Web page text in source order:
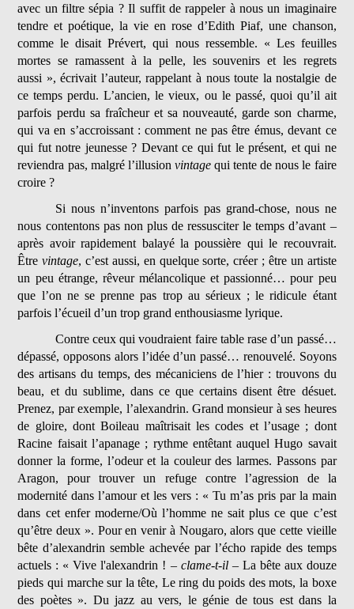
avec un filtre sépia ? Il suffit de rappeler à nous un imaginaire
tendre et poétique, la vie en rose d’Edith Piaf, une chanson,
comme le disait Prévert, qui nous ressemble. « Les feuilles
mortes se ramassent à la pelle, les souvenirs et les regrets
aussi », écrivait l’auteur, rappelant à nous toute la nostalgie de
ce temps perdu. L’ancien, le vieux, ou le passé, quoi qu’il ait
parfois perdu sa fraîcheur et sa nouveauté, garde son charme,
qui va en s’accroissant : comment ne pas être émus, devant ce
qui fut notre jeunesse ? Devant ce qui fut le présent, et qui ne
reviendra pas, malgré l’illusion vintagequi tente de nous le faire
croire ?
Si nous n’inventons parfois pas grand-chose, nous ne
nous contentons pas non plus de ressusciter le temps d’avant –
après avoir rapidement balayé la poussière qui le recouvrait.
Êtrevintage, c’est aussi, en quelque sorte, créer ; être un artiste
un peu étrange, rêveur mélancolique et passionné… pour peu
que l’on ne se prenne pas trop au sérieux ; le ridicule étant
parfois l’écueil d’un trop grand enthousiasme lyrique.
Contre ceux qui voudraient faire table rase d’un passé…
dépassé, opposons alors l’idée d’un passé… renouvelé. Soyons
des artisans du temps, des mécaniciens de l’hier : trouvons du
beau, et du sublime, dans ce que certains disent être désuet.
Prenez, par exemple, l’alexandrin. Grand monsieur à ses heures
de gloire, dont Boileau maîtrisait les codes et l’usage ; dont
Racine faisait l’apanage ; rythme entêtant auquel Hugo savait
donner la forme, l’odeur et la couleur des larmes. Passons par
Aragon, pour trouver un refuge contre l’agression de la
modernité dans l’amour et les vers : « Tu m’as pris par la main
dans cet enfer moderne/Où l’homme ne sait plus ce que c’est
qu’être deux ». Pour en venir à Nougaro, alors que cette vieille
bête d’alexandrin semble achevée par l’écho rapide des temps
actuels : « Vive l'alexandrin ! – clame-t-il– La bête aux douze
pieds qui marche sur la tête, Le ring du poids des mots, la boxe
des poètes ». Du jazz au vers, le génie de tous est dans la